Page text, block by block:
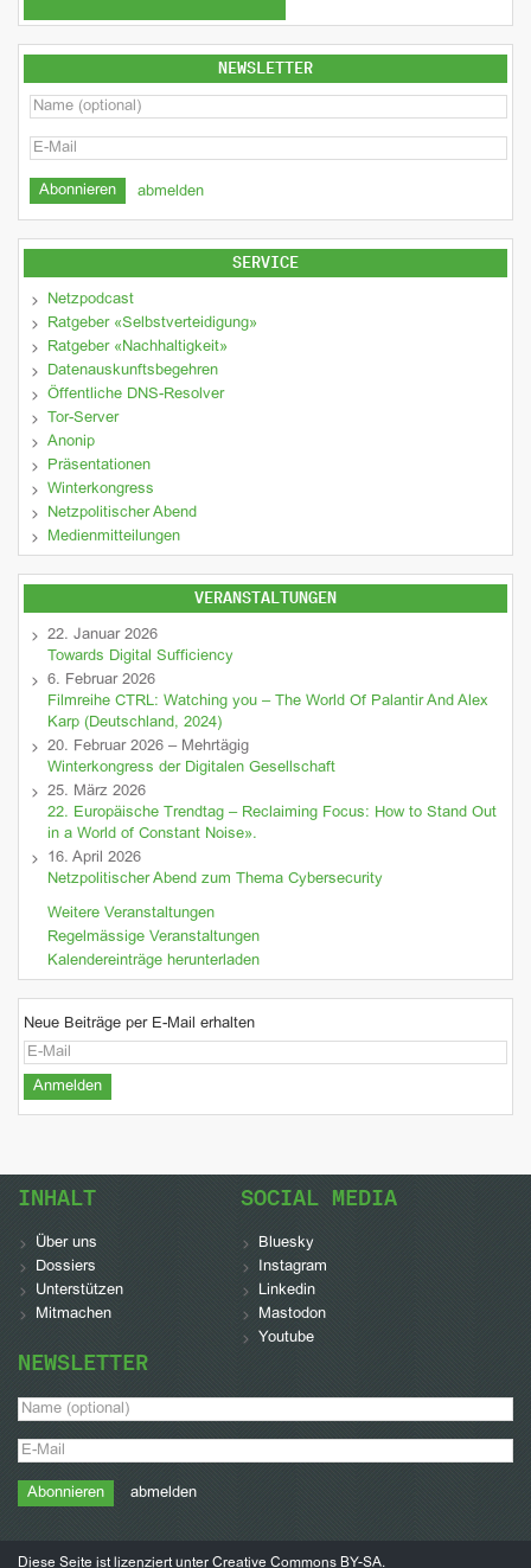
NEWSLETTER
abmelden
SERVICE
Netzpodcast
Ratgeber «Selbstverteidigung»
Ratgeber «Nachhaltigkeit»
Datenauskunftsbegehren
Öffentliche DNS-Resolver
Tor-Server
Anonip
Präsentationen
Winterkongress
Netzpolitischer Abend
Medienmitteilungen
VERANSTALTUNGEN
22. Januar 2026
Towards Digital Sufficiency
6. Februar 2026
Filmreihe CTRL: Watching you – The World Of Palantir And Alex
Karp (Deutschland, 2024)
20. Februar 2026 – Mehrtägig
Winterkongress der Digitalen Gesellschaft
25. März 2026
22. Europäische Trendtag – Reclaiming Focus: How to Stand Out
in a World of Constant Noise».
16. April 2026
Netzpolitischer Abend zum Thema Cybersecurity
Weitere Veranstaltungen
Regelmässige Veranstaltungen
Kalendereinträge herunterladen
Neue Beiträge per E-Mail erhalten
INHALT
Über uns
Dossiers
Unterstützen
Mitmachen
SOCIAL MEDIA
Bluesky
Instagram
Linkedin
Mastodon
Youtube
NEWSLETTER
abmelden
Diese Seite ist lizenziert unter Creative Commons BY-SA.